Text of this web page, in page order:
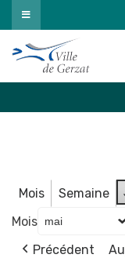
Passer
au
contenu
Mois Semaine
Mois
Précédent